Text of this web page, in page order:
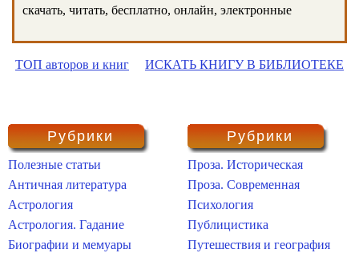
скачать, читать, бесплатно, онлайн, электронные
ТОП авторов и книг ИСКАТЬ КНИГУ В БИБЛИОТЕКЕ
Рубрики
Полезные статьи
Античная литература
Астрология
Астрология. Гадание
Биографии и мемуары
Рубрики
Проза. Историческая
Проза. Современная
Психология
Публицистика
Путешествия и география